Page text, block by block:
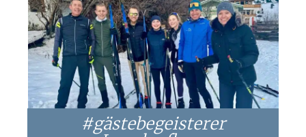
#gästebegeisterer